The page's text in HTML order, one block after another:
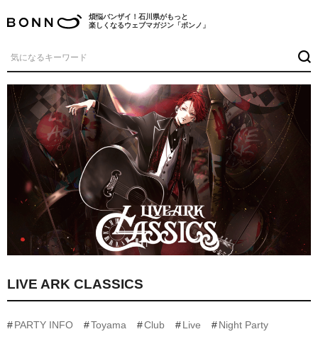
煩悩バンザイ！石川県がもっと
楽しくなるウェブマガジン「ボンノ」
LIVE ARK CLASSICS
PARTY INFO Toyama Club Live
Night Party